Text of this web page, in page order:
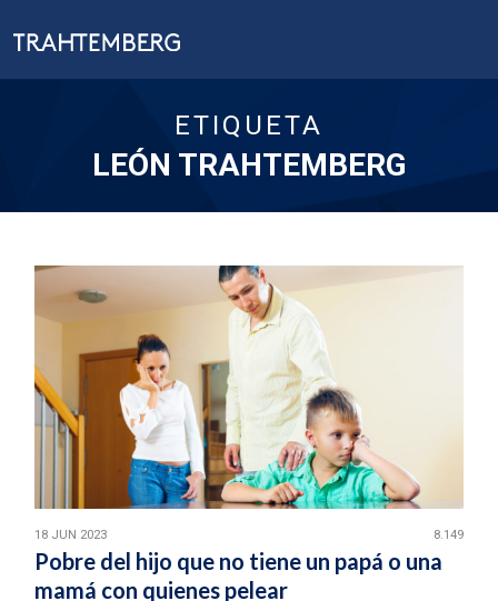
ETIQUETA
LEÓN TRAHTEMBERG
18 JUN 2023 8.149
Pobre del hijo que no tiene un papá o una
mamá con quienes pelear